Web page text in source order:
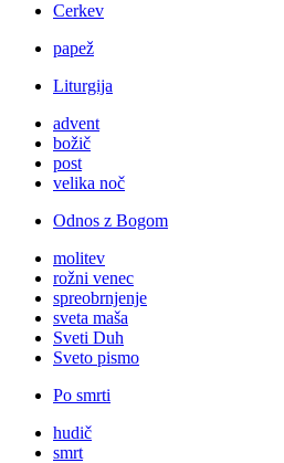
Cerkev
papež
Liturgija
advent
božič
post
velika noč
Odnos z Bogom
molitev
rožni venec
spreobrnjenje
sveta maša
Sveti Duh
Sveto pismo
Po smrti
hudič
smrt